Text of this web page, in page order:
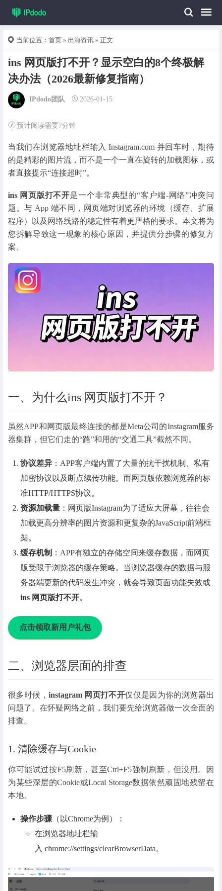
当前位置： 首页 » 出海资讯 » 正文
ins 网页版打不开？显示空白的8个终极解
决办法（2026最新修复指南）
IPdodo团队 2026-01-15
预计阅读需要7分钟
当我们在浏览器地址栏输入 Instagram.com 并回车时，期待
的是精彩的图片流，而不是一个一直在旋转的加载图标，或
者直接提示“连接超时”。
ins 网页版打不开是一个非常典型的“客户端-网络”冲突问
题。与 App 端不同，网页端对浏览器的环境（缓存、扩展
程序）以及网络线路的稳定性有着更严格的要求。本文将为
您拆解导致这一现象的核心原因，并提供分步骤的修复方
案。
一、为什么ins 网页版打不开？
虽然APP和网页版最终连接的都是Meta公司的Instagram服务
器集群，但它们走的“路”和用的“交通工具”截然不同。
协议差异 ：APP客户端内置了大量的抗干扰机制、私有
加密协议以及断点续传功能。而网页版依赖浏览器的标
准HTTP/HTTPS协议。
资源加载量 ：网页版Instagram为了适应大屏幕，往往会
加载更高分辨率的图片资源和更复杂的JavaScript前端框
架。
缓存机制 ：APP有独立的存储空间来缓存数据，而网页
版受限于浏览器的缓存策略。当浏览器缓存的数据与服
务器端更新的代码发生冲突，就会导致页面功能失效或
ins 网页版打不开。
点击领取新用户礼包
二、浏览器层面的排查
很多时候， instagram 网页打不开仅仅是因为你的浏览器出
问题了。在怀疑网络之前，我们要先给浏览器做一次全面的
排查。
1. 清除缓存与Cookie
你可能试过按F5刷新，甚至Ctrl+F5强制刷新，但没用。因
为某些深层的Cookie或Local Storage数据依然顽固地残留在
本地。
操作步骤 （以Chrome为例）：
在浏览器地址栏输
入 chrome://settings/clearBrowserData。